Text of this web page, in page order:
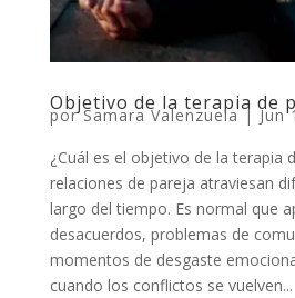
Objetivo de la terapia de
porSamara Valenzuela|Jun
¿Cuál es el objetivo de la terapia
relaciones de pareja atraviesan
largo del tiempo. Es normal que
desacuerdos, problemas de
momentos de desgaste
cuando los conflictos se vuelven...